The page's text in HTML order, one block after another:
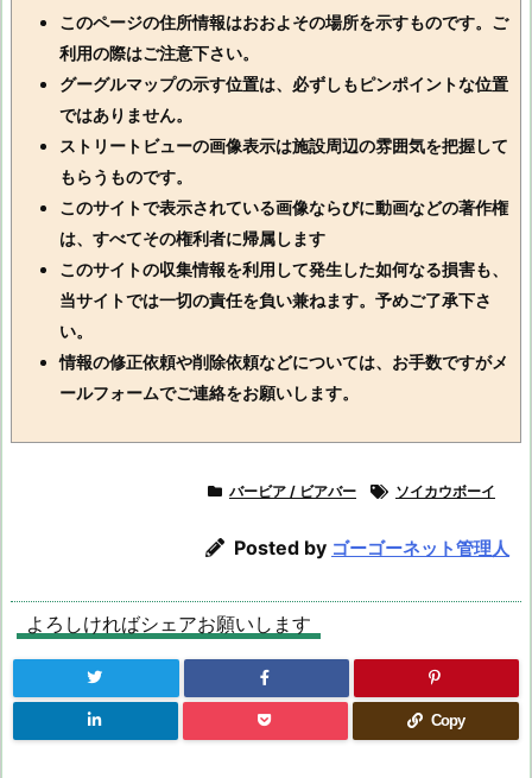
このページの住所情報はおおよその場所を示すものです。ご
利用の際はご注意下さい。
グーグルマップの示す位置は、必ずしもピンポイントな位置
ではありません。
ストリートビューの画像表示は施設周辺の雰囲気を把握して
もらうものです。
このサイトで表示されている画像ならびに動画などの著作権
は、すべてその権利者に帰属します
このサイトの収集情報を利用して発生した如何なる損害も、
当サイトでは一切の責任を負い兼ねます。予めご了承下さ
い。
情報の修正依頼や削除依頼などについては、お手数ですがメ
ールフォームでご連絡をお願いします。
バービア / ビアバー ソイカウボーイ
Posted by ゴーゴーネット管理人
よろしければシェアお願いします
Copy